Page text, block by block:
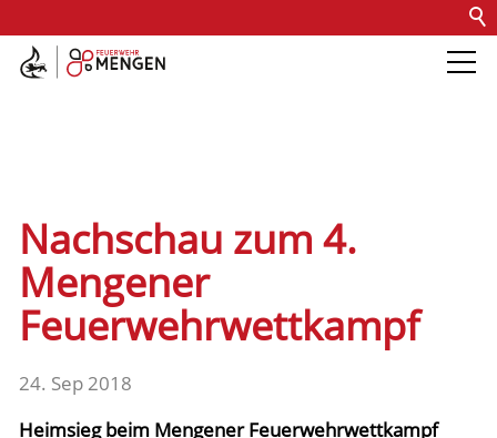
Kontakt Impressum
Barrierefreiheit
Fachdienste
Fahrzeuge
Einsätze
Nachschau zum 4.
Mengener
Feuerwehrwettkampf
24. Sep 2018
Heimsieg beim Mengener Feuerwehrwettkampf